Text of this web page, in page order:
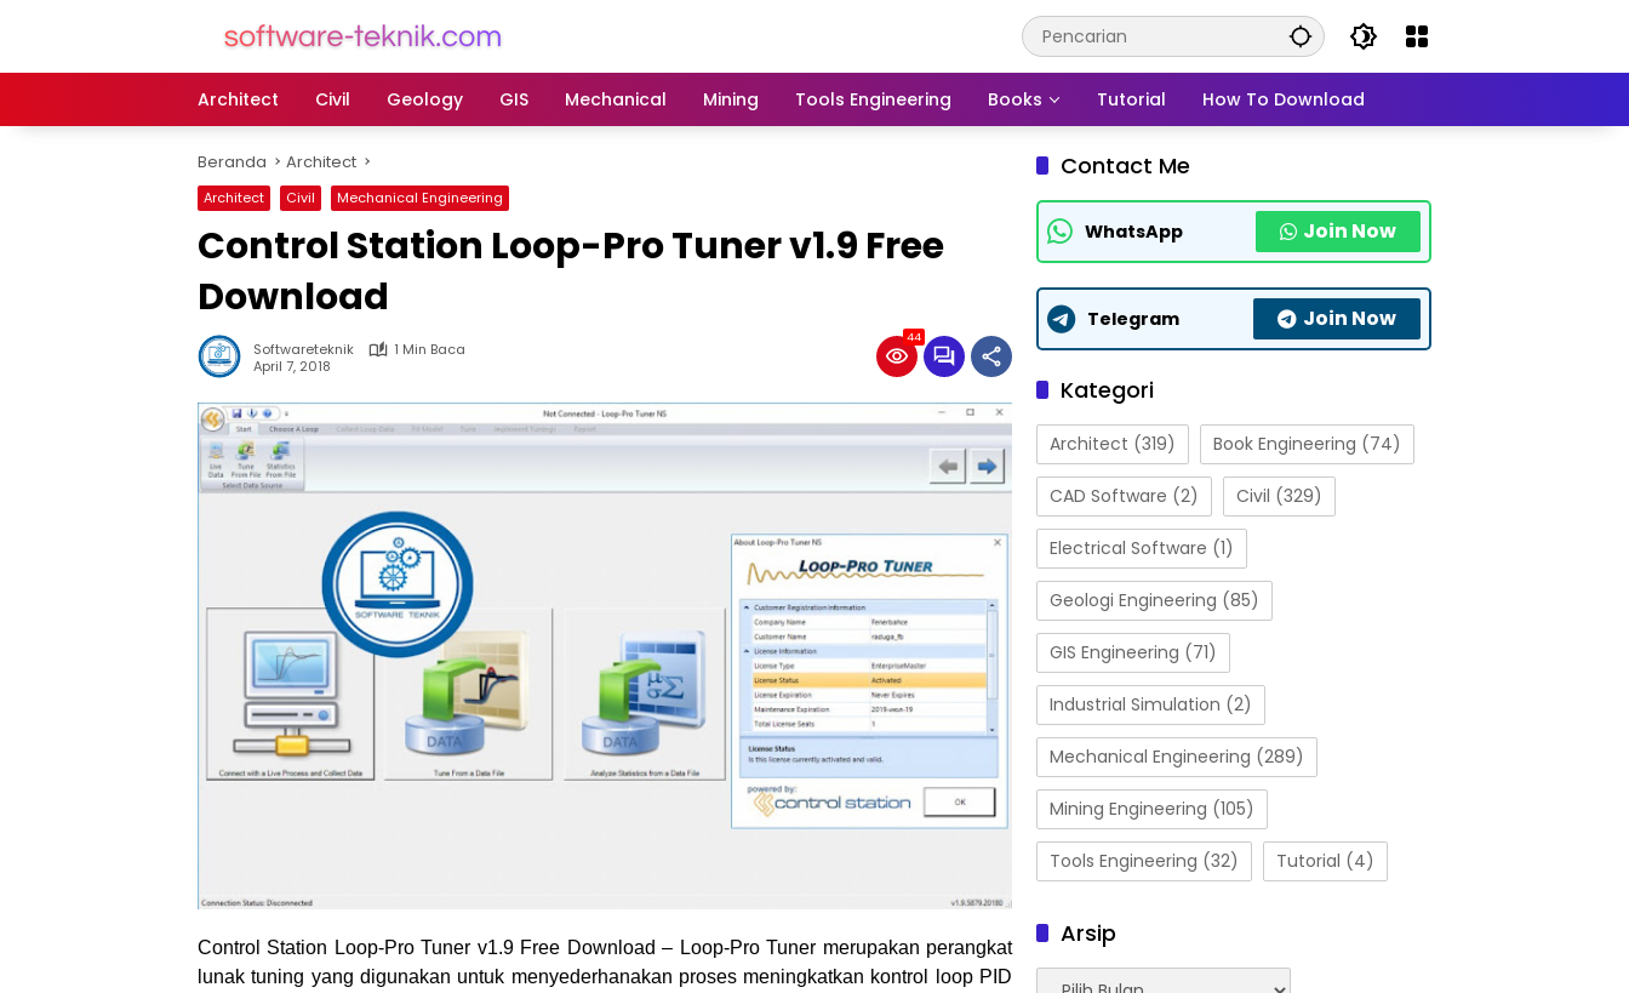
Architect
Civil Geology GIS Mechanical Mining Tools Engineering Books Tutorial How To Download
Beranda Architect
Architect Civil Mechanical Engineering
Control Station Loop-Pro Tuner v1.9 Free
Download
Softwareteknik
1 Min Baca
April 7, 2018
44
Control Station Loop-Pro Tuner v1.9 Free Download – Loop-Pro Tuner merupakan perangkat
lunak tuning yang digunakan untuk menyederhanakan proses meningkatkan kontrol loop PID
Contact Me
WhatsApp Join Now
Telegram Join Now
Kategori
Architect (319) Book Engineering (74)
CAD Software (2) Civil (329)
Electrical Software (1)
Geologi Engineering (85)
GIS Engineering (71)
Industrial Simulation (2)
Mechanical Engineering (289)
Mining Engineering (105)
Tools Engineering (32) Tutorial (4)
Arsip
Arsip